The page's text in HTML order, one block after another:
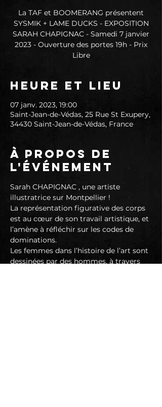
La TAF et BOOMERANG présentent
SYSMIK + LAME DUCKS - EXPOSITION
SARAH CHAPIGNAC - Samedi 7 janvier
2023 - Ouverture des portes 19h - Prix
Libre
Heure et lieu
07 janv. 2023, 19:00
Saint-Jean-de-Védas, 25 Rue St Exupery,
34430 Saint-Jean-de-Védas, France
À propos de
l'événement
Sarah CHAPIGNAC , une artiste
illustratrice sur Montpellier !
La représentation figurative des corps
est au cœur de son travail artistique, et
l’amène à réfléchir sur les codes de
dominations.
Les femmes dans l’histoire de l’art sont
dessinées par des hommes, à travers